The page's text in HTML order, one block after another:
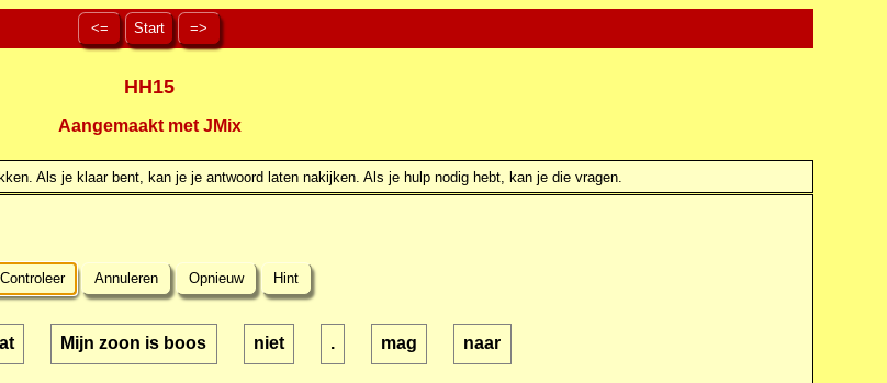
<= Start =>
HH15
Aangemaakt met JMix
Als je klaar bent, kan je je antwoord laten nakijken. Als je hulp nodig hebt, kan je die vragen.
Controleer Annuleren Opnieuw Hint
Mijn zoon is boos niet . mag naar